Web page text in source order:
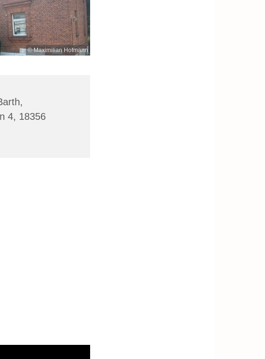
© Maximilian Hofmann
4, 18356